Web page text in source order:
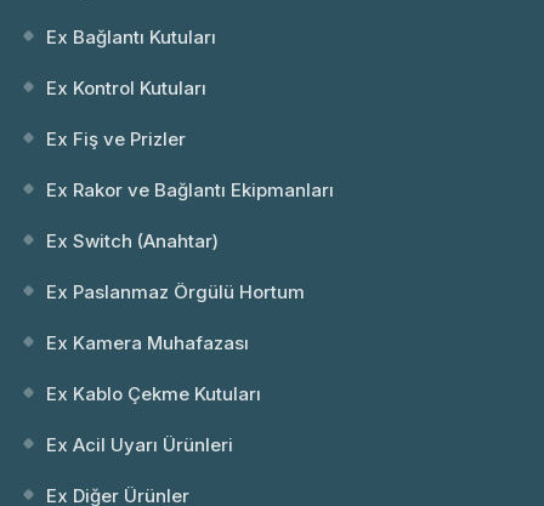
Ex Bağlantı Kutuları
Ex Kontrol Kutuları
Ex Fiş ve Prizler
Ex Rakor ve Bağlantı Ekipmanları
Ex Switch (Anahtar)
Ex Paslanmaz Örgülü Hortum
Ex Kamera Muhafazası
Ex Kablo Çekme Kutuları
Ex Acil Uyarı Ürünleri
Ex Diğer Ürünler